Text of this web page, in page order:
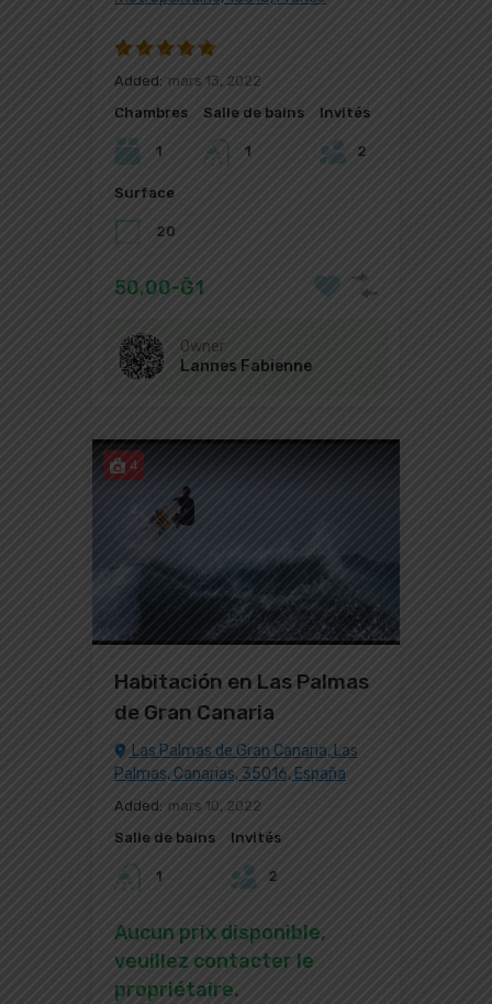
Added: mars 13, 2022
Chambres
1
Salle de bains
1
Invités
2
Surface
20
50,00-Ğ1
Owner
Lannes Fabienne
4
Habitación en Las Palmas
de Gran Canaria
Las Palmas de Gran Canaria, Las
Palmas, Canarias, 35016, España
Added: mars 10, 2022
Salle de bains
1
Invités
2
Aucun prix disponible,
veuillez contacter le
propriétaire.